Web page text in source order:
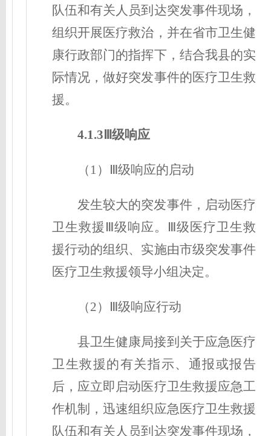
队伍和有关人员到达突发事件现场，
组织开展医疗救治，并在省市卫生健
康行政部门的指挥下，结合我县的实
际情况，做好突发事件的医疗卫生救
援。
4.1.3Ⅲ级响应
（1）Ⅲ级响应的启动
发生较大的突发事件，启动医疗
卫生救援Ⅲ级响应。Ⅲ级医疗卫生救
援行动的组织、实施由市级突发事件
医疗卫生救援领导小组决定。
（2）Ⅲ级响应行动
县卫生健康局接到关于应急医疗
卫生救援的有关指示、通报或报告
后，应立即启动医疗卫生救援应急工
作机制，迅速组织应急医疗卫生救援
队伍和有关人员到达突发事件现场，